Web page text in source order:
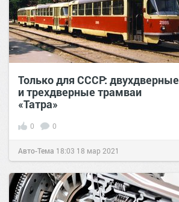
Только для СССР: двухдверные
и трехдверные трамваи
«Татра»
0 0
Авто-Тема 18:03 18 мар 2021